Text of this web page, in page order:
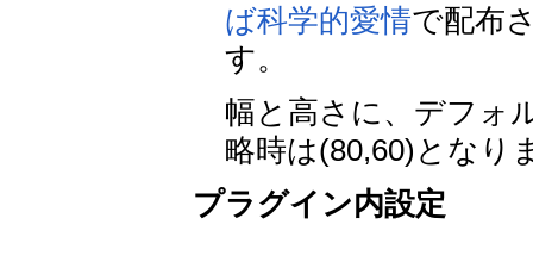
ば科学的愛情で配布
す。
幅と高さに、デフォ
略時は(80,60)となり
プラグイン内設定